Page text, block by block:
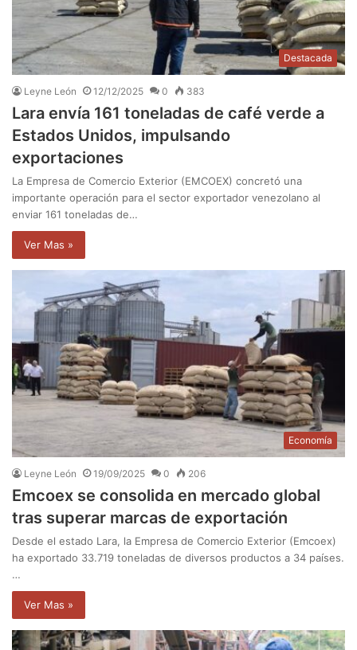
Destacada
Leyne León 12/12/2025 0 383
Lara envía 161 toneladas de café verde a
Estados Unidos, impulsando
exportaciones
La Empresa de Comercio Exterior (EMCOEX) concretó una
importante operación para el sector exportador venezolano al
enviar 161 toneladas de…
Ver Mas »
Economía
Leyne León 19/09/2025 0 206
Emcoex se consolida en mercado global
tras superar marcas de exportación
Desde el estado Lara, la Empresa de Comercio Exterior (Emcoex)
ha exportado 33.719 toneladas de diversos productos a 34 países.
…
Ver Mas »